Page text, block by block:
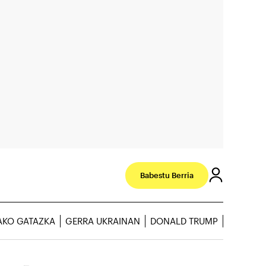
Babestu Berria
GATAZKA GERRA UKRAINAN DONALD TRUMP